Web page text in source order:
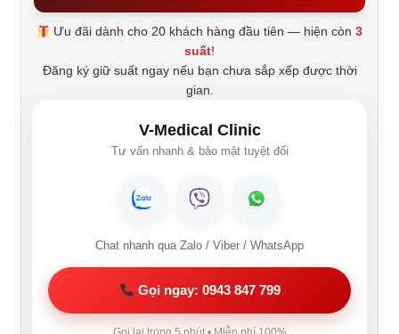
Ưu đãi dành cho 20 khách hàng đầu tiên — hiện còn3
suất!
Đăng ký giữ suất ngay nếu bạn chưa sắp xếp được thời
gian.
V-Medical Clinic
Tư vấn nhanh & bảo mật tuyệt đối
Chat nhanh qua Zalo / Viber / WhatsApp
Gọi ngay: 0943 847 799